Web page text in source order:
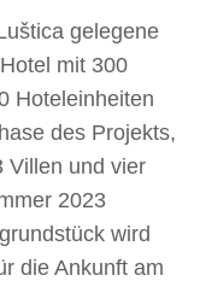
gelegene
mit 300
Hoteleinheiten
des Projekts,
Villen und vier
2023
wird
die Ankunft am